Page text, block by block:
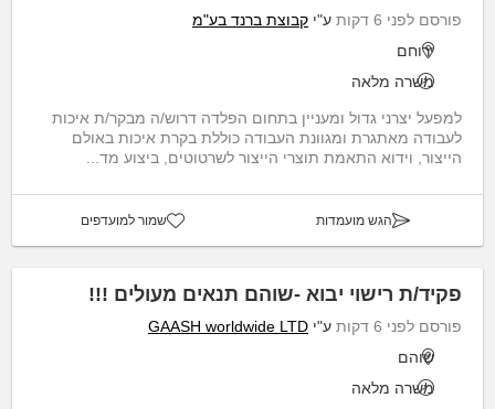
פורסם לפני 6 דקות ע"י קבוצת ברנד בע"מ
ירוחם
משרה מלאה
למפעל יצרני גדול ומעניין בתחום הפלדה דרוש/ה מבקר/ת איכות
לעבודה מאתגרת ומגוונת העבודה כוללת בקרת איכות באולם
הייצור, וידוא התאמת תוצרי הייצור לשרטוטים, ביצוע מד...
הגש מועמדות שמור למועדפים
פקיד/ת רישוי יבוא -שוהם תנאים מעולים !!!
פורסם לפני 6 דקות ע"י GAASH worldwide LTD
שוהם
משרה מלאה